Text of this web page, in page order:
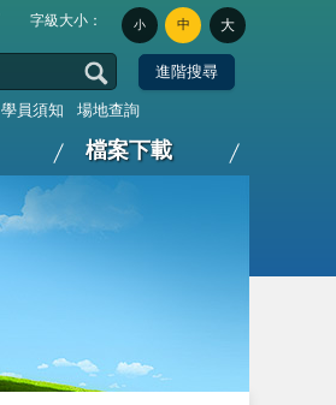
字級大小： 小 中 大
學員須知 場地查詢
檔案下載